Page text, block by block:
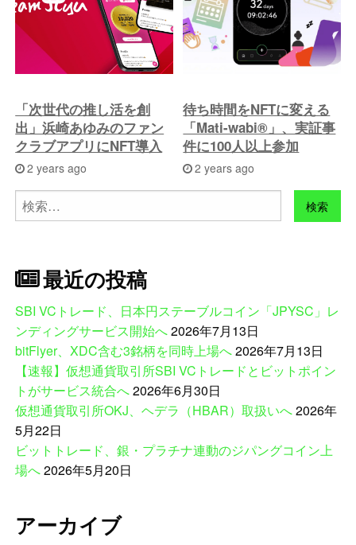
「次世代の推し活を創
出」浜崎あゆみのファン
クラブアプリにNFT導入
2 years ago
待ち時間をNFTに変える
「Mati-wabi®」、実証事
件に100人以上参加
2 years ago
検
索:
最近の投稿
SBI VCトレード、日本円ステーブルコイン「JPYSC」レ
ンディングサービス開始へ2026年7月13日
bitFlyer、XDC含む3銘柄を同時上場へ2026年7月13日
【速報】仮想通貨取引所SBI VCトレードとビットポイン
トがサービス統合へ2026年6月30日
仮想通貨取引所OKJ、ヘデラ（HBAR）取扱いへ2026年
5月22日
ビットトレード、銀・プラチナ連動のジパングコイン上
場へ2026年5月20日
アーカイブ